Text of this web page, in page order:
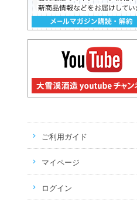
ご利用ガイド
マイページ
ログイン